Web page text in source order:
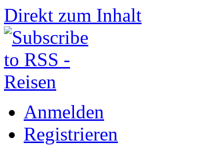
Direkt zum Inhalt
Anmelden
Registrieren